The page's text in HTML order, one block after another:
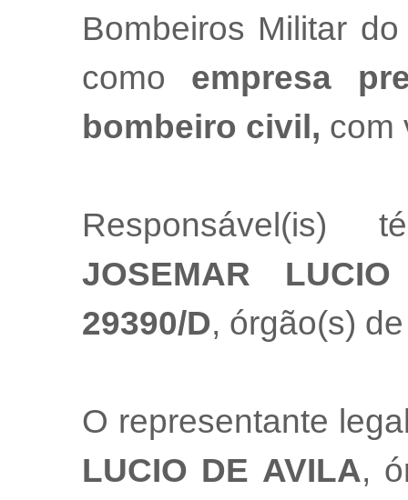
Bombeiros Militar
como empresa
bombeiro civil, com
Responsável(is)
JOSEMAR
29390/D, órgão(s)
O representante
LUCIO DE AVILA,